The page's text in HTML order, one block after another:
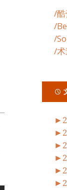
/
/
/
/
►
►
►
►
►
►